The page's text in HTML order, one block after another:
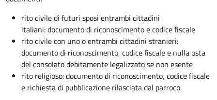
rito civile di futuri sposi entrambi cittadini
italiani: documento di riconoscimento e codice fiscale
rito civile con uno o entrambi cittadini stranieri:
documento di riconoscimento, codice fiscale e nulla osta
del consolato debitamente legalizzato se non esente
rito religioso: documento di riconoscimento, codice fiscale
e richiesta di pubblicazione rilasciata dal parroco.